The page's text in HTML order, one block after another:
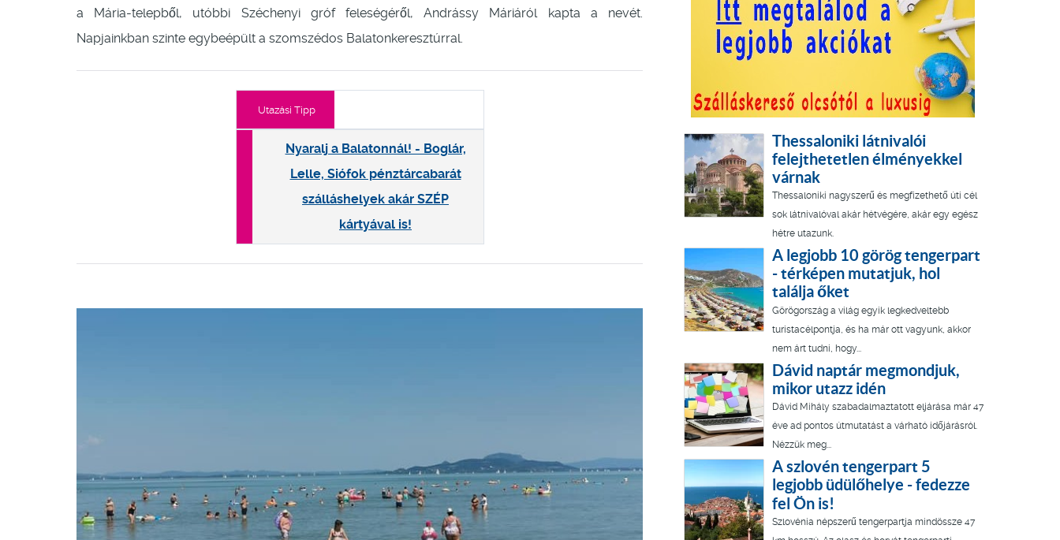
a Mária-telepből, utóbbi Széchenyi gróf feleségéről, Andrássy Máriáról kapta a nevét.
Napjainkban szinte egybeépült a szomszédos Balatonkeresztúrral.
Utazási Tipp
Nyaralj a Balatonnál! - Boglár,
Lelle, Siófok pénztárcabarát
szálláshelyek akár SZÉP
kártyával is!
Thessaloniki látnivalói
felejthetetlen élményekkel
várnak
Thessaloniki nagyszerű és megfizethető úti cél
sok látnivalóval akár hétvégére, akár egy egész
hétre utazunk.
A legjobb 10 görög tengerpart
- térképen mutatjuk, hol
találja őket
Görögország a világ egyik legkedveltebb
turistacélpontja, és ha már ott vagyunk, akkor
nem árt tudni, hogy...
Dávid naptár megmondjuk,
mikor utazz idén
Dávid Mihály szabadalmaztatott eljárása már 47
éve ad pontos útmutatást a várható időjárásról.
Nézzük meg...
A szlovén tengerpart 5
legjobb üdülőhelye - fedezze
fel Ön is!
Szlovénia népszerű tengerpartja mindössze 47